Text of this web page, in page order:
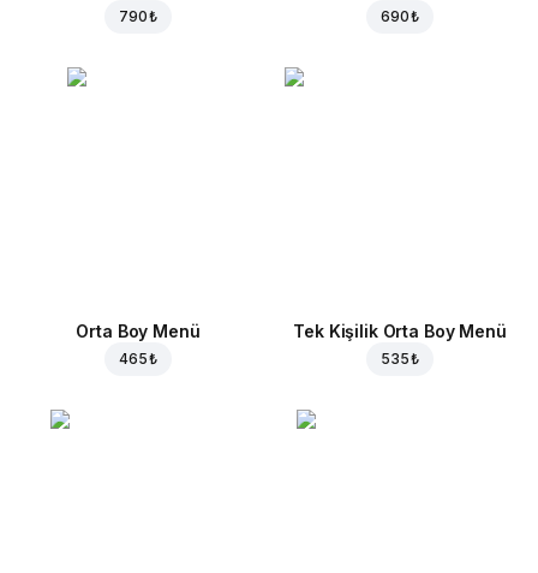
790 ₺ 690 ₺
Orta Boy Menü
465 ₺
Tek Kişilik Orta Boy Menü
535 ₺